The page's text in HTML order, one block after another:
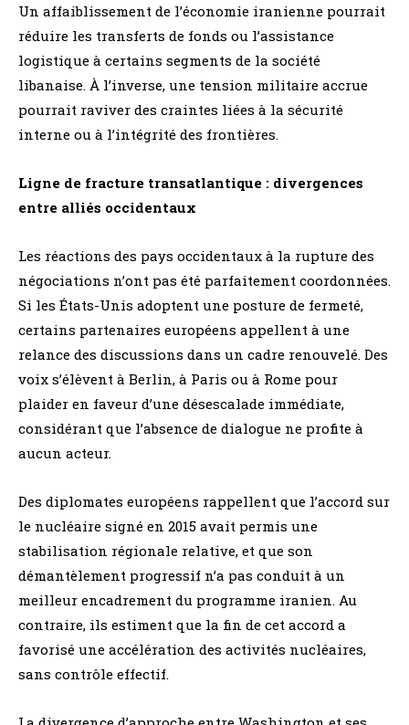
Un affaiblissement de l’économie iranienne pourrait
réduire les transferts de fonds ou l’assistance
logistique à certains segments de la société
libanaise. À l’inverse, une tension militaire accrue
pourrait raviver des craintes liées à la sécurité
interne ou à l’intégrité des frontières.
Ligne de fracture transatlantique : divergences
entre alliés occidentaux
Les réactions des pays occidentaux à la rupture des
négociations n’ont pas été parfaitement coordonnées.
Si les États-Unis adoptent une posture de fermeté,
certains partenaires européens appellent à une
relance des discussions dans un cadre renouvelé. Des
voix s’élèvent à Berlin, à Paris ou à Rome pour
plaider en faveur d’une désescalade immédiate,
considérant que l’absence de dialogue ne profite à
aucun acteur.
Des diplomates européens rappellent que l’accord sur
le nucléaire signé en 2015 avait permis une
stabilisation régionale relative, et que son
démantèlement progressif n’a pas conduit à un
meilleur encadrement du programme iranien. Au
contraire, ils estiment que la fin de cet accord a
favorisé une accélération des activités nucléaires,
sans contrôle effectif.